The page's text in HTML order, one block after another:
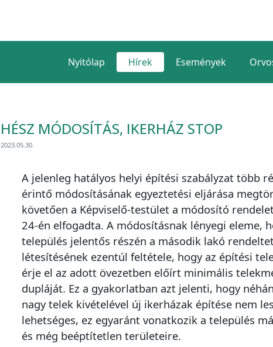
Nyitólap Hírek Események
HÉSZ MÓDOSÍTÁS, IKERHÁZ STOP
2023.05.30.
A jelenleg hatályos helyi építési szabályzat több
érintő módosításának egyeztetési eljárása
követően a Képviselő-testület a módosító
24-én elfogadta. A módosításnak lényegi eleme,
település jelentős részén a második lakó
létesítésének ezentúl feltétele, hogy az építési
érje el az adott övezetben előírt minimális
dupláját. Ez a gyakorlatban azt jelenti, hogy
nagy telek kivételével új ikerházak építése nem
lehetséges, ez egyaránt vonatkozik a település
és még beéptítetlen területeire.